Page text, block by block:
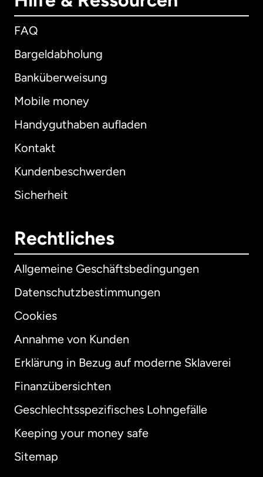
FAQ
Bargeldabholung
Banküberweisung
Mobile money
Handyguthaben aufladen
Kontakt
Kundenbeschwerden
Sicherheit
Rechtliches
Allgemeine Geschäftsbedingungen
Datenschutzbestimmungen
Cookies
Annahme von Kunden
Erklärung in Bezug auf moderne Sklaverei
Finanzübersichten
Geschlechtsspezifisches Lohngefälle
Keeping your money safe
Sitemap
International English
Australien